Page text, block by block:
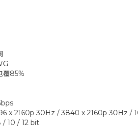
覆85%
x 2160p 30Hz / 3840 x 2160p 30Hz /
/ 10 / 12 bit